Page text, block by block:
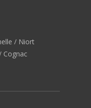
/ Niort
Cognac